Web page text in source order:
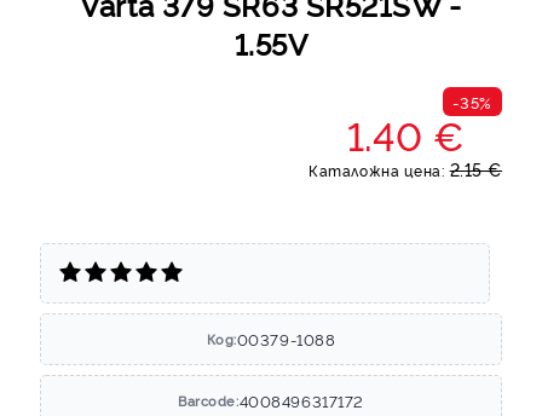
1.55V
-35%
1.40 €
Каталожна цена: 2.15 €
Код:00379-1088
Barcode:4008496317172